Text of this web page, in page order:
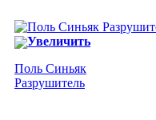
Увеличить
Поль Синьяк
Разрушитель